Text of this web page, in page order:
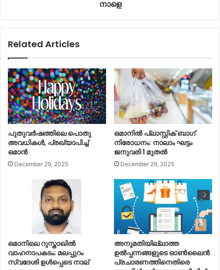
നാളെ
Related Articles
പുതുവര്‍ഷത്തിലെ പൊതു
അവധികള്‍, പ്രഖ്യാപിച്ച്‌
ഒമാൻ
December 29, 2025
ഒമാനില്‍ പ്ലാസ്റ്റിക് ബാഗ്
നിരോധനം: നാലാം ഘട്ടം
ജനുവരി 1 മുതല്‍
December 29, 2025
ഒമാനിലെ റുസ്താഖില്‍
വാഹനാപകടം; മലപ്പുറം
സ്വദേശി ഉള്‍പ്പെടെ നാല്
അനുമതിയില്ലാത്ത
ഉല്‍പ്പന്നങ്ങളുടെ ഓണ്‍ലൈൻ
പ്രചാരണത്തിനെതിരെ